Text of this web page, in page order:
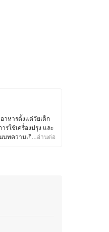
าหารตั้งแต่วัยเด็ก
รใช้เครื่องปรุง และ
บทความเกี่ยวกับ
…อ่านต่อ